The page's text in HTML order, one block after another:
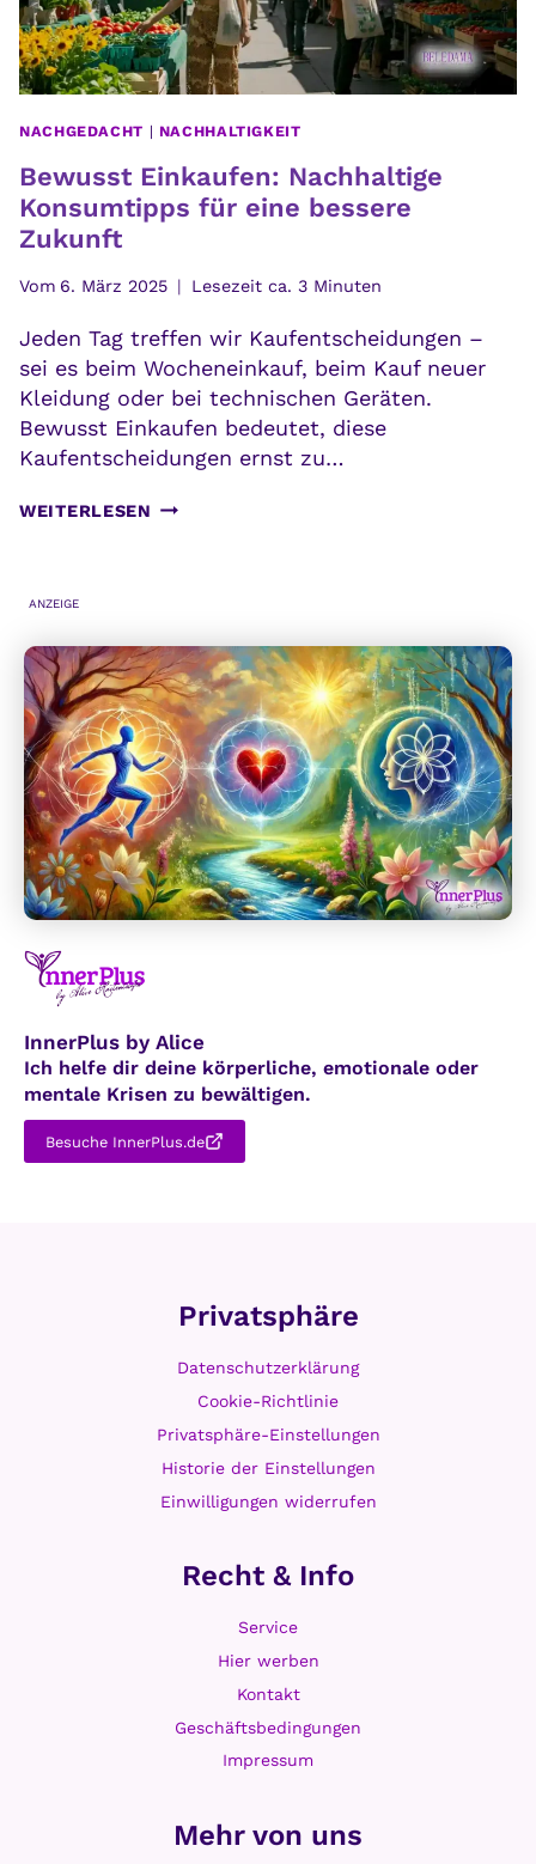
NACHGEDACHT | NACHHALTIGKEIT
Bewusst Einkaufen: Nachhaltige
Konsumtipps für eine bessere
Zukunft
Vom 6. März 2025 Lesezeit ca. 3 Minuten
Jeden Tag treffen wir Kaufentscheidungen –
sei es beim Wocheneinkauf, beim Kauf neuer
Kleidung oder bei technischen Geräten.
Bewusst Einkaufen bedeutet, diese
Kaufentscheidungen ernst zu…
WEITERLESEN BEWUSST
EINE
BESSERE
ZUKUNFT
ANZEIGE
InnerPlus by Alice
Ich helfe dir deine körperliche, emotionale oder
mentale Krisen zu bewältigen.
Besuche InnerPlus.de
Mehr von uns
Recht & Info
Service
Hier werben
Kontakt
Geschäftsbedingungen
Impressum
Privatsphäre
Datenschutzerklärung
Cookie-Richtlinie
Privatsphäre-Einstellungen
Historie der Einstellungen
Einwilligungen widerrufen